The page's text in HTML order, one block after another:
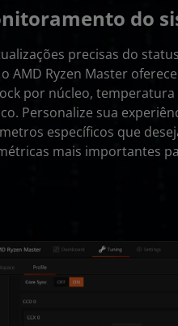
do
precisas do
o AMD Ryzen Master
por núcleo,
Personalize sua
específicos que
mais importantes